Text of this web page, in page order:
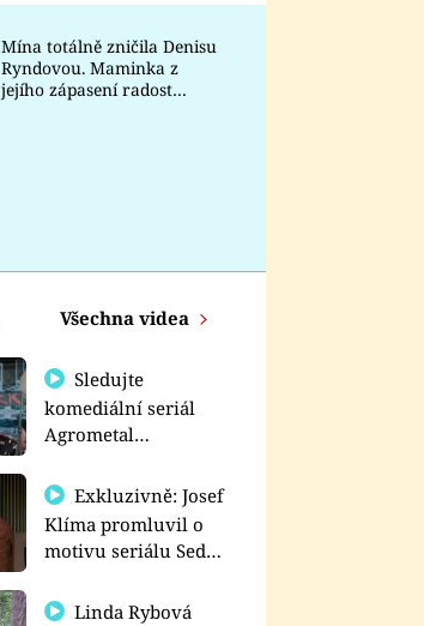
Sledujte nás
Mína totálně zničila Denisu
Ryndovou. Maminka z
jejího zápasení radost
Všechna videa
Sledujte
komediální seriál
Agrometal
prima+
Exkluzivně: Josef
Klíma promluvil o
motivu seriálu Sedm
Linda Rybová